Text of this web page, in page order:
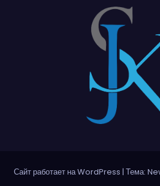
Сайт работает на WordPress | Тема: